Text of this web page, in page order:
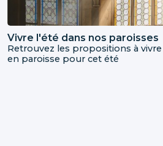
Vivre l'été dans nos paroisses
Retrouvez les propositions à vivre
en paroisse pour cet été